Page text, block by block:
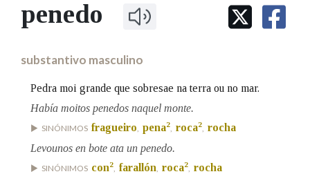
IDENTIDADE CORPORATIVA
MARCIAL DEL ADALID
FIGURAS HOMENAXEADAS
PRIMAVERA DAS LETRAS
PORTAL DAS PALABRAS
Facebook
TwitterYoutubeInstagramBluesky
BUSCAR NOS LEMAS
Contén
penedo
substantivo masculino
Pedra moi grande que sobresae na terra ou no mar.
Había moitos penedos naquel monte.
SINÓNIMOS fragueiro pena2 roca2
rocha
Levounos en bote ata un penedo.
SINÓNIMOS con2, farallón, roca2, rocha